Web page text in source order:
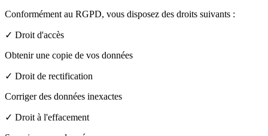
Conformément au RGPD, vous disposez des droits suivants :
✓ Droit d'accès
Obtenir une copie de vos données
✓ Droit de rectification
Corriger des données inexactes
✓ Droit à l'effacement